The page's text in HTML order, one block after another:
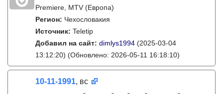
Premiere, MTV (Европа)
Регион: Чехословакия
Источник: Teletip
Добавил на сайт: dimlys1994 (2025-03-04
13:12:20) (Обновлено: 2026-05-11 16:18:10)
10-11-1991, вс